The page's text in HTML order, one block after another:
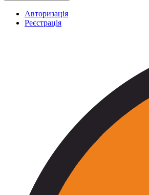
Авторизація
Реєстрація